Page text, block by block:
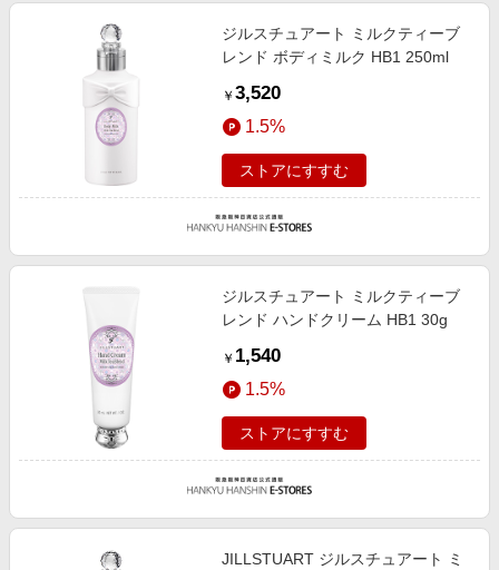
ジルスチュアート ミルクティーブ
レンド ボディミルク HB1 250ml
￥ 3,520
1.5%
ストアにすすむ
ジルスチュアート ミルクティーブ
レンド ハンドクリーム HB1 30g
￥ 1,540
1.5%
ストアにすすむ
JILLSTUART ジルスチュアート ミ